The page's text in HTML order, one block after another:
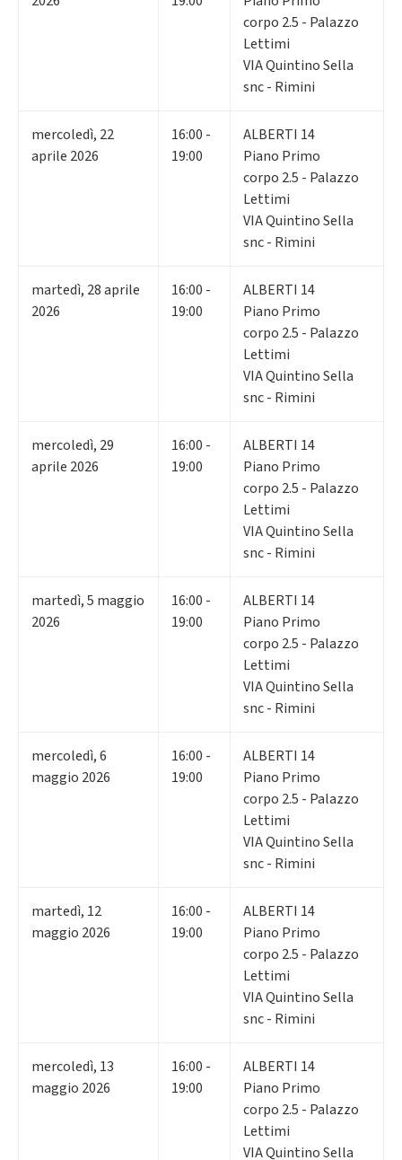
corpo 2.5 - Palazzo
Lettimi
VIA Quintino Sella
snc - Rimini
mercoledì, 22
aprile 2026
16:00 -
19:00
ALBERTI 14
Piano Primo
corpo 2.5 - Palazzo
Lettimi
VIA Quintino Sella
snc - Rimini
martedì, 28aprile
2026
16:00 -
19:00
ALBERTI 14
Piano Primo
corpo 2.5 - Palazzo
Lettimi
VIA Quintino Sella
snc - Rimini
mercoledì, 29
aprile 2026
16:00 -
19:00
ALBERTI 14
Piano Primo
corpo 2.5 - Palazzo
Lettimi
VIA Quintino Sella
snc - Rimini
martedì,5 maggio
2026
16:00 -
19:00
ALBERTI 14
Piano Primo
corpo 2.5 - Palazzo
Lettimi
VIA Quintino Sella
snc - Rimini
mercoledì,6
maggio 2026
16:00 -
19:00
ALBERTI 14
Piano Primo
corpo 2.5 - Palazzo
Lettimi
VIA Quintino Sella
snc - Rimini
martedì, 12
maggio 2026
16:00 -
19:00
ALBERTI 14
Piano Primo
corpo 2.5 - Palazzo
Lettimi
VIA Quintino Sella
snc - Rimini
mercoledì, 13
maggio 2026
16:00 -
19:00
ALBERTI 14
Piano Primo
corpo 2.5 - Palazzo
Lettimi
VIA Quintino Sella